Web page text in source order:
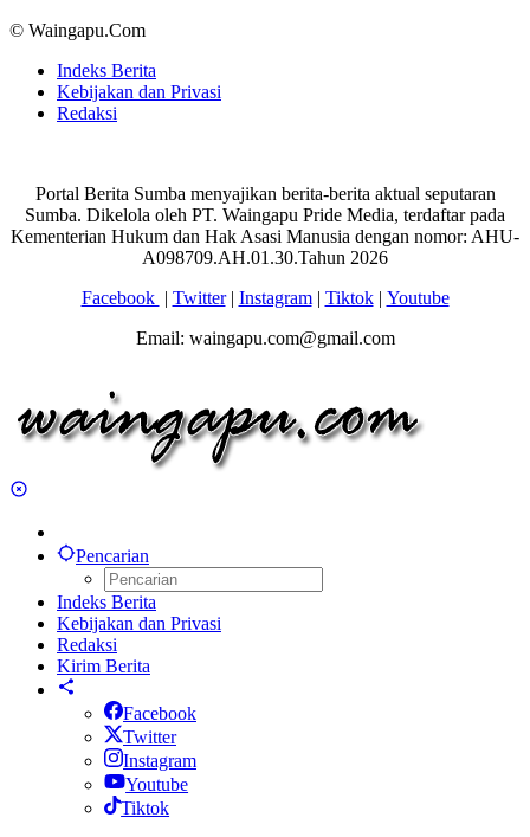
© Waingapu.Com
Indeks Berita
Kebijakan dan Privasi
Redaksi
Portal Berita Sumba menyajikan berita-berita aktual seputaran
Sumba. Dikelola oleh PT. Waingapu Pride Media, terdaftar pada
Kementerian Hukum dan Hak Asasi Manusia dengan nomor: AHU-
A098709.AH.01.30.Tahun 2026
Facebook | Twitter| Instagram| Tiktok| Youtube
Email: waingapu.com@gmail.com
Pencarian
Indeks Berita
Kebijakan dan Privasi
Redaksi
Kirim Berita
Facebook
Twitter
Instagram
Youtube
Tiktok